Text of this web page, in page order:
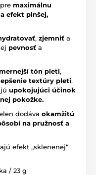
maximálnu
efekt plnšej,
, zjemniť a
pevnosť a
tón pleti,
textúry pleti.
upokojujúci účinok
pokožke.
dodáva okamžitú
na pružnosť a
efekt „sklenenej“
/ 23 g